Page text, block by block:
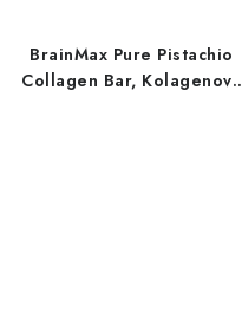
BrainMax Pure Pistachio
Collagen Bar, Kolagenová